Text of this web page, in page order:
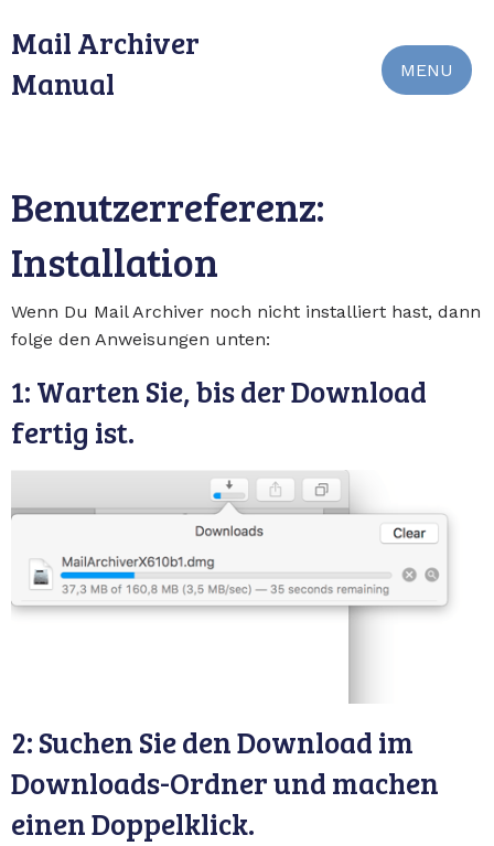
Mail Archiver
Manual
MENU
Benutzerreferenz:
Installation
Wenn Du Mail Archiver noch nicht installiert hast, dann
folge den Anweisungen unten:
1: Warten Sie, bis der Download
fertig ist.
2: Suchen Sie den Download im
Downloads-Ordner und machen
einen Doppelklick.